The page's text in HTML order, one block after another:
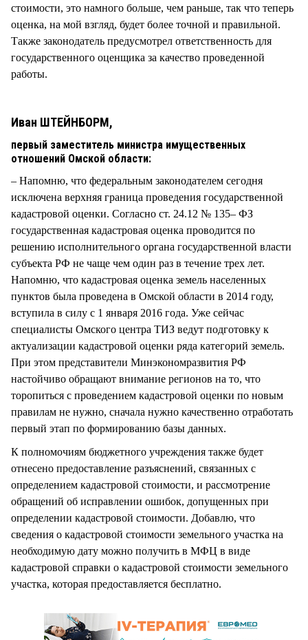
стоимости, это намного больше, чем раньше, так что теперь
оценка, на мой взгляд, будет более точной и правильной.
Также законодатель предусмотрел ответственность для
государственного оценщика за качество проведенной
работы.
Иван ШТЕЙНБОРМ,
первый заместитель министра имущественных
отношений Омской области:
– Напомню, что федеральным законодателем сегодня
исключена верхняя граница проведения государственной
кадастровой оценки. Согласно ст. 24.12 № 135– ФЗ
государственная кадастровая оценка проводится по
решению исполнительного органа государственной власти
субъекта РФ не чаще чем один раз в течение трех лет.
Напомню, что кадастровая оценка земель населенных
пунктов была проведена в Омской области в 2014 году,
вступила в силу с 1 января 2016 года. Уже сейчас
специалисты Омского центра ТИЗ ведут подготовку к
актуализации кадастровой оценки ряда категорий земель.
При этом представители Минэкономразвития РФ
настойчиво обращают внимание регионов на то, что
торопиться с проведением кадастровой оценки по новым
правилам не нужно, сначала нужно качественно отработать
первый этап по формированию базы данных.
К полномочиям бюджетного учреждения также будет
отнесено предоставление разъяснений, связанных с
определением кадастровой стоимости, и рассмотрение
обращений об исправлении ошибок, допущенных при
определении кадастровой стоимости. Добавлю, что
сведения о кадастровой стоимости земельного участка на
необходимую дату можно получить в МФЦ в виде
кадастровой справки о кадастровой стоимости земельного
участка, которая предоставляется бесплатно.